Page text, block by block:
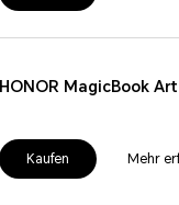
HONOR MagicBook Art
Kaufen Mehr